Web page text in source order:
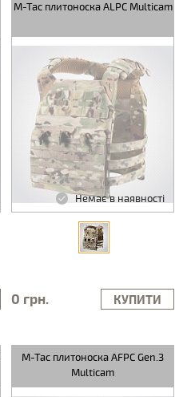
M-Tac плитоноска ALPC Multicam
Немає в наявності
0 грн. КУПИТИ
M-Tac плитоноска AFPC Gen.3
Multicam